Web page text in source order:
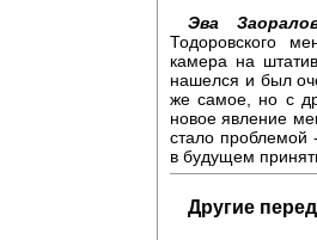
Эва
Тодоровского
камера на
нашелся и был
же самое, но с
новое явление
стало проблемой
в будущем
Другие